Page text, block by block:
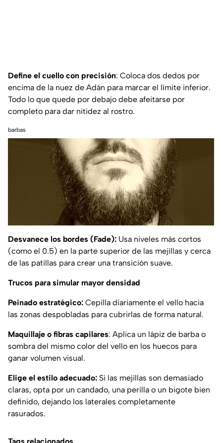
Define el cuello con precisión: Coloca dos dedos por
encima de la nuez de Adán para marcar el límite inferior.
Todo lo que quede por debajo debe afeitarse por
completo para dar nitidez al rostro.
barbas
Desvanece los bordes (Fade): Usa niveles más cortos
(como el 0.5) en la parte superior de las mejillas y cerca
de las patillas para crear una transición suave.
Trucos para simular mayor densidad
Peinado estratégico: Cepilla diariamente el vello hacia
las zonas despobladas para cubrirlas de forma natural.
Maquillaje o fibras capilares: Aplica un lápiz de barba o
sombra del mismo color del vello en los huecos para
ganar volumen visual.
Elige el estilo adecuado: Si las mejillas son demasiado
claras, opta por un candado, una perilla o un bigote bien
definido, dejando los laterales completamente
rasurados.
Tags relacionados